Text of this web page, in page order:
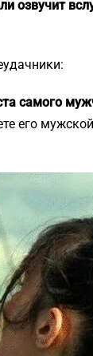
озвучит
самого
его